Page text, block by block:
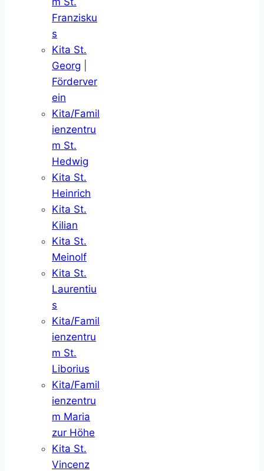
Franzisku
s
Kita St.
Georg
Förderver
ein
Kita/Famil
ienzentru
m St.
Hedwig
Kita St.
Heinrich
Kita St.
Kilian
Kita St.
Meinolf
Kita St.
Laurentiu
s
Kita/Famil
ienzentru
m St.
Liborius
Kita/Famil
ienzentru
m Maria
zur Höhe
Kita St.
Vincenz